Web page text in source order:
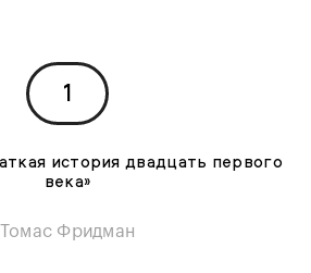
1
история двадцать первого
века»
Томас Фридман